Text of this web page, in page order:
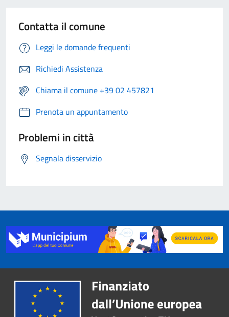
Contatta il comune
Leggi le domande frequenti
Richiedi Assistenza
Chiama il comune +39 02 457821
Prenota un appuntamento
Problemi in città
Segnala disservizio